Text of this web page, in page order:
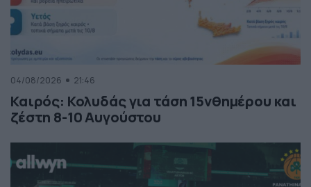
04/08/2026 21:46
Καιρός: Κολυδάς για τάση 15νθημέρου και
ζέστη 8-10 Αυγούστου